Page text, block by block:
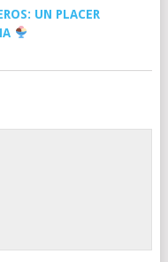
UN PLACER